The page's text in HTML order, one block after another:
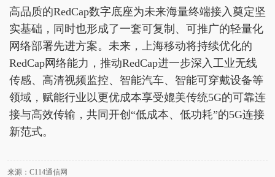
高品质的RedCap数字底座为未来海量终端接入奠定坚
实基础，同时也形成了一套可复制、可推广的轻量化
网络部署先进方案。未来，上海移动将持续优化的
RedCap网络能力，推动RedCap进一步深入工业无线
传感、高清视频监控、智能汽车、智能可穿戴设备等
领域，赋能行业以更优成本享受媲美传统5G的可靠连
接与高效传输，共同开创“低成本、低功耗”的5G连接
新范式。
来源：C114通信网